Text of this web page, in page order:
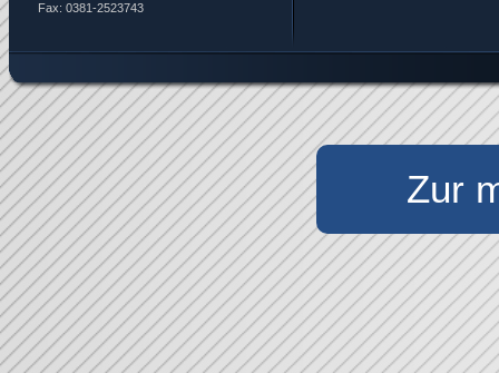
Fax: 0381-2523743
Zur